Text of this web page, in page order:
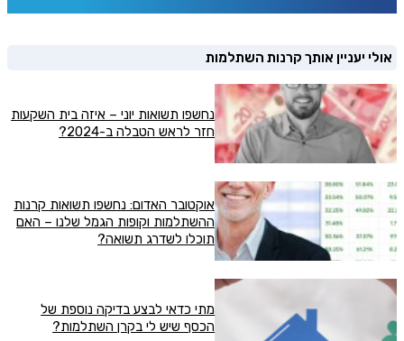
אולי יעניין אותך קרנות השתלמות
נחשפו תשואות יוני – איזה בית השקעות
חזר לראש הטבלה ב-2024?
אוקטובר האדום: נחשפו תשואות קרנות
ההשתלמות וקופות הגמל שלנו – האם
תוכלו לשדרג תשואה?
מתי כדאי לבצע בדיקה נוספת של
הכסף שיש לי בקרן השתלמות?